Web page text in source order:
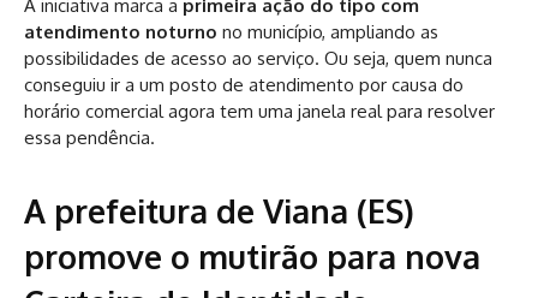
A iniciativa marca a primeira ação do tipo com
atendimento noturno no município, ampliando as
possibilidades de acesso ao serviço. Ou seja, quem nunca
conseguiu ir a um posto de atendimento por causa do
horário comercial agora tem uma janela real para resolver
essa pendência.
A prefeitura de Viana (ES)
promove o mutirão para nova